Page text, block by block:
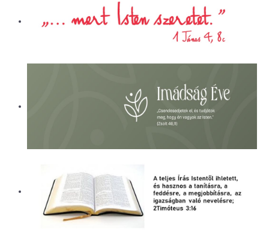
ELÉRHETŐSÉG
EVANGÉLIZÁCIÓS SOROZATOK
KÓRHÁZLELKÉSZI SZOLGÁLAT
CEGLÉDI REFORMÁTUS ÁLTALÁNOS
ISKOLA ÉS ÓVODA